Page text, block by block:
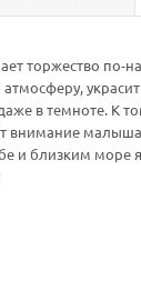
торжество
атмосферу,
в темноте. К
внимание малыша
и близким море